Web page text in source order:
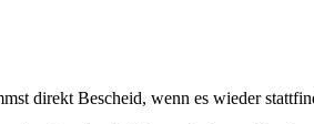
direkt Bescheid, wenn es wieder